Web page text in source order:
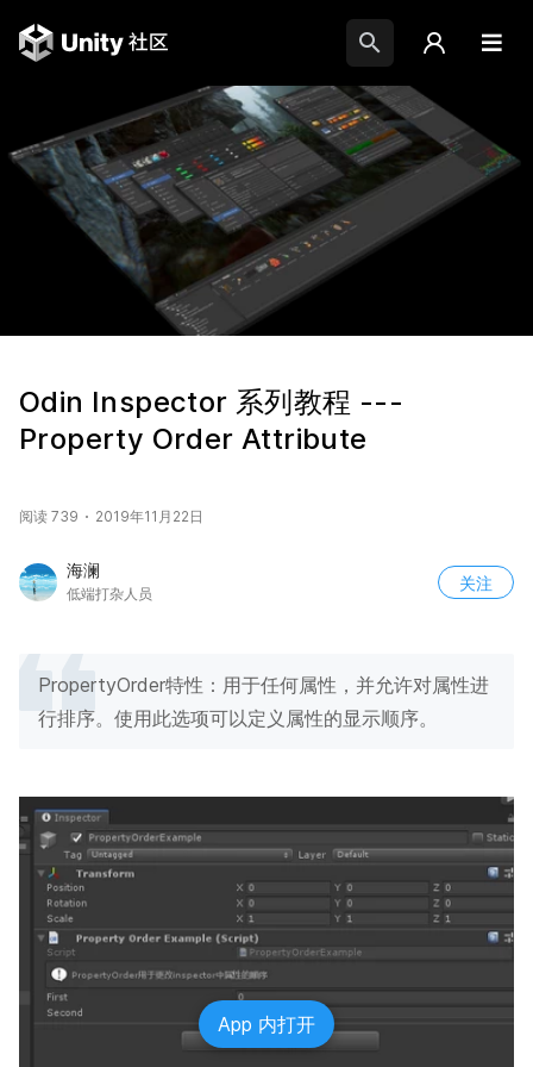
Odin Inspector 系列教程 ---
Property Order Attribute
阅读 739 2019年11月22日
海澜
低端打杂人员
关注
PropertyOrder特性：用于任何属性，并允许对属性进
行排序。使用此选项可以定义属性的显示顺序。
App 内打开